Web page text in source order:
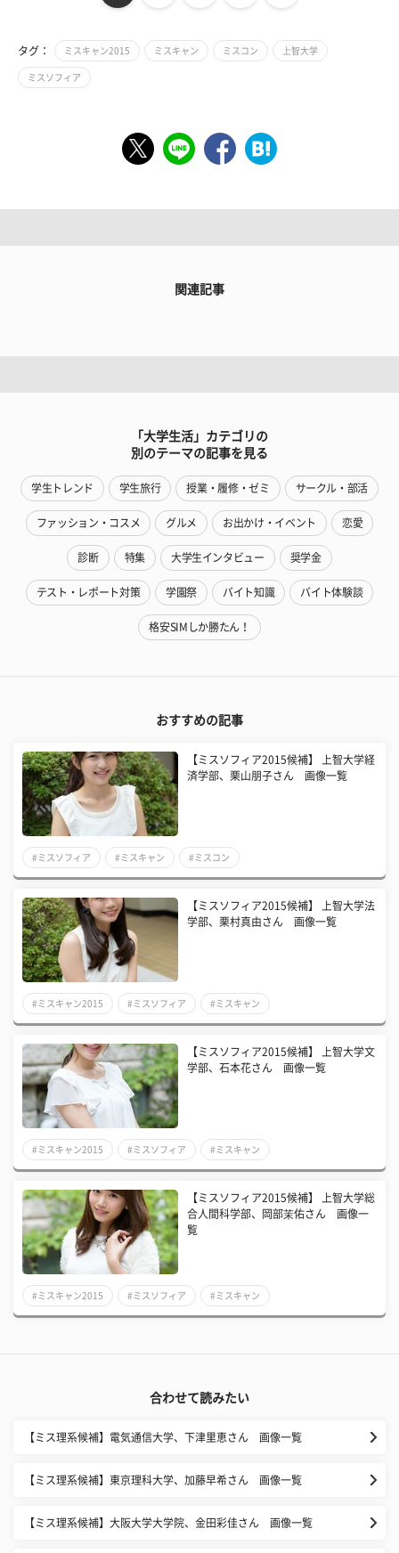
タグ： ミスキャン2015 ミスキャン ミスコン 上智大学
ミスソフィア
関連記事
「大学生活」カテゴリの
別のテーマの記事を見る
学生トレンド 学生旅行 授業・履修・ゼミ サークル・部活
ファッション・コスメ グルメ お出かけ・イベント 恋愛
診断 特集 大学生インタビュー 奨学金
テスト・レポート対策 学園祭 バイト知識 バイト体験談
格安SIMしか勝たん！
おすすめの記事
【ミスソフィア2015候補】 上智大学経
済学部、栗山朋子さん 画像一覧
#ミスソフィア #ミスキャン #ミスコン
【ミスソフィア2015候補】 上智大学法
学部、栗村真由さん 画像一覧
#ミスキャン2015 #ミスソフィア #ミスキャン
【ミスソフィア2015候補】 上智大学文
学部、石本花さん 画像一覧
#ミスキャン2015 #ミスソフィア #ミスキャン
【ミスソフィア2015候補】 上智大学総
合人間科学部、岡部茉佑さん 画像一
覧
#ミスキャン2015 #ミスソフィア #ミスキャン
合わせて読みたい
【ミス理系候補】電気通信大学、下津里恵さん 画像一覧
【ミス理系候補】東京理科大学、加藤早希さん 画像一覧
【ミス理系候補】大阪大学大学院、金田彩佳さん 画像一覧